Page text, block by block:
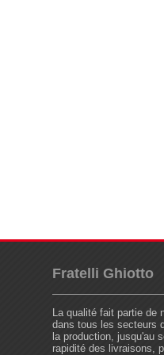
Fratelli Ghiotto
La qualité fait partie de
dans tous les secteurs
la production, jusqu'au
rapidité des livraisons,